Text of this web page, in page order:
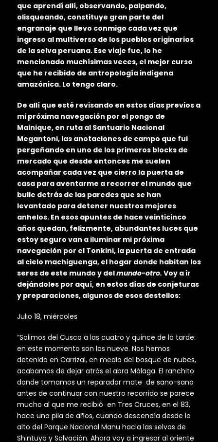
que aprendí allí, observando, palpando,
olisqueando, constituye gran parte del
engranaje que llevo conmigo cada vez que
ingreso al multiverso de los pueblos originarios
de la selva peruana. Ese viaje fue, lo he
mencionado muchísimas veces, el mejor curso
que he recibido de antropología indígena
amazónica. Lo tengo claro.
De allí que esté revisando en estos días previos a
mi próxima navegación por el pongo de
Mainique, en ruta al Santuario Nacional
Megantoni, las anotaciones de campo que fui
pergeñando en uno de los primeros blocks de
mercado que desde entonces me suelen
acompañar cada vez que cierro la puerta de
casa para aventarme a recorrer el mundo que
bulle detrás de las paredes que se han
levantado para detener nuestros mejores
anhelos. En esos apuntes de hace veinticinco
años quedan, felizmente, abundantes luces que
estoy seguro van a iluminar mi próxima
navegación por el Tonkini, la puerta de entrada
al cielo machiguenga, el hogar donde habitan los
seres de este mundo y delmundo-otro. Voy a ir
dejándoles por aquí, en estos días de conjeturas
y preparaciones, algunos de esos destellos:
Julio 18, miércoles
“Salimos del Cusco a las cuatro y quince de la tarde:
en este momento son las nueve. Nos hemos
detenido en Carrizal, en medio del bosque de nubes,
acabamos de dejar atrás el abra Málaga. El ranchito
donde tomamos un reparador mate de sano-sano
antes de continuar con nuestro recorrido se parece
mucho al que me recibió en Tres Cruces, en el 83,
hace una pila de años, cuando descendía desde lo
alto del Parque Nacional Manu hacia las selvas de
Shintuya y Salvación. Ahora voy a ingresar al oriente